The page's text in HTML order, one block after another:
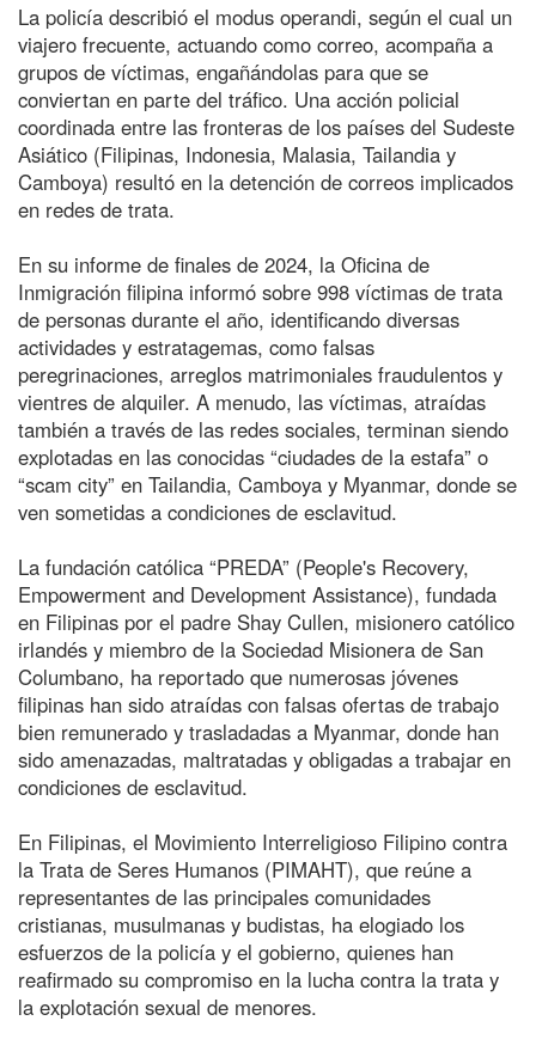
La policía describió el modus operandi, según el cual un
viajero frecuente, actuando como correo, acompaña a
grupos de víctimas, engañándolas para que se
conviertan en parte del tráfico. Una acción policial
coordinada entre las fronteras de los países del Sudeste
Asiático (Filipinas, Indonesia, Malasia, Tailandia y
Camboya) resultó en la detención de correos implicados
en redes de trata.
En su informe de finales de 2024, la Oficina de
Inmigración filipina informó sobre 998 víctimas de trata
de personas durante el año, identificando diversas
actividades y estratagemas, como falsas
peregrinaciones, arreglos matrimoniales fraudulentos y
vientres de alquiler. A menudo, las víctimas, atraídas
también a través de las redes sociales, terminan siendo
explotadas en las conocidas “ciudades de la estafa” o
“scam city” en Tailandia, Camboya y Myanmar, donde se
ven sometidas a condiciones de esclavitud.
La fundación católica “PREDA” (People's Recovery,
Empowerment and Development Assistance), fundada
en Filipinas por el padre Shay Cullen, misionero católico
irlandés y miembro de la Sociedad Misionera de San
Columbano, ha reportado que numerosas jóvenes
filipinas han sido atraídas con falsas ofertas de trabajo
bien remunerado y trasladadas a Myanmar, donde han
sido amenazadas, maltratadas y obligadas a trabajar en
condiciones de esclavitud.
En Filipinas, el Movimiento Interreligioso Filipino contra
la Trata de Seres Humanos (PIMAHT), que reúne a
representantes de las principales comunidades
cristianas, musulmanas y budistas, ha elogiado los
esfuerzos de la policía y el gobierno, quienes han
reafirmado su compromiso en la lucha contra la trata y
la explotación sexual de menores.